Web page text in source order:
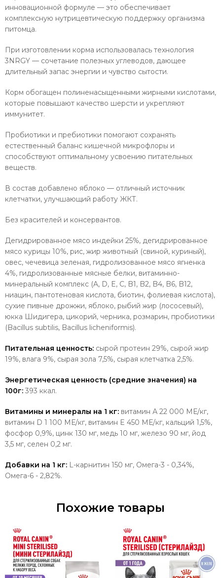
инновационной формуле — это обеспечивает
комплексную нутрицевтическую поддержку организма
питомца.
При изготовлении корма использовалась технология
3NRGY — сочетание полезных углеводов, дающее
длительный запас энергии и чувство сытости.
Корм обогащен полиненасыщенными жирными кислотами,
которые повышают качество шерсти и укрепляют
иммунитет.
Пробиотики и пребиотики помогают сохранять
естественный баланс кишечной микрофлоры и
способствуют оптимальному усвоению питательных
веществ.
В состав добавлено яблоко — отличный источник
клетчатки, улучшающий работу ЖКТ.
Без красителей и консервантов.
Дегидрированное мясо индейки 25%, дегидрированное
мясо курицы 10%, рис, жир животный (свиной, куриный),
овес, чечевица зеленая, гидролизованное мясо ягненка
4%, гидролизованные мясные белки, витаминно-
минеральный комплекс (A, D, E, C, B1, B2, B4, B6, B12,
ниацин, пантотеновая кислота, биотин, фолиевая кислота),
сухие пивные дрожжи, яблоко, рыбий жир (лососевый),
юкка Шидигера, цикорий, черника, розмарин, пробиотики
(Bacillus subtilis, Bacillus licheniformis).
Питательная ценность: сырой протеин 29%, сырой жир
19%, влага 9%, сырая зола 7,5%, сырая клетчатка 2,5%.
Энергетическая ценность (средние значения) на
100г: 393 ккал.
Витамины и минералы на 1 кг: витамин А 22 000 МЕ/кг,
витамин D 1 100 МЕ/кг, витамин E 450 МЕ/кг, кальций 1,5%,
фосфор 0,9%, цинк 130 мг, медь 10 мг, железо 90 мг, йод
3,5 мг, селен 0,2 мг.
Добавки на 1 кг: L-карнитин 150 мг, Омега-3 - 0,34%,
Омега-6 - 2,82%.
Похожие товары